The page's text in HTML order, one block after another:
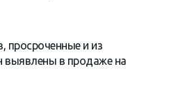
просроченные и из
выявлены в продаже на